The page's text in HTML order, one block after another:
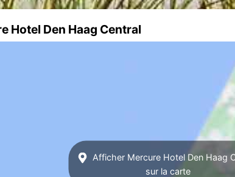
Hotel Den Haag Central
Afficher Mercure Hotel Den Haag
sur la carte